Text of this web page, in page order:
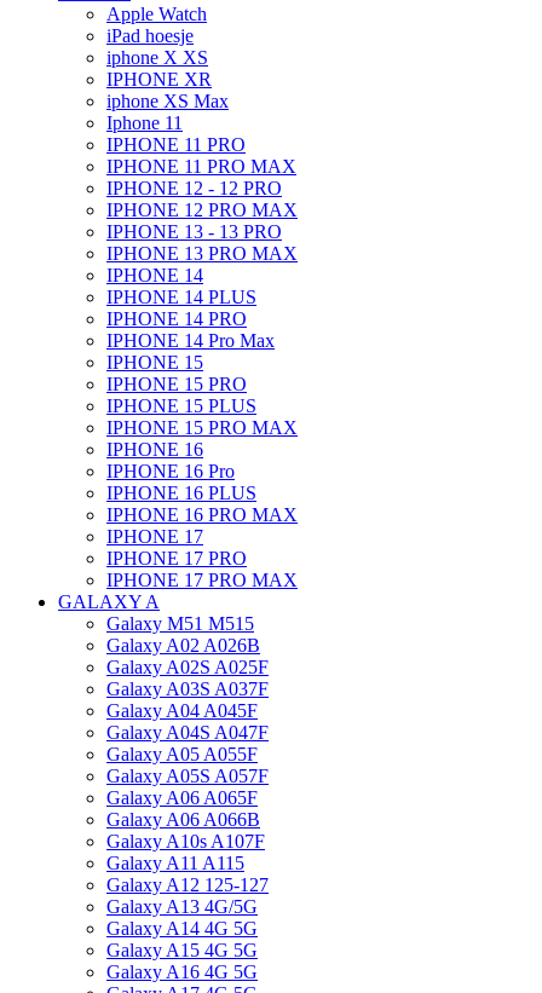
Apple Watch
iPad hoesje
iphone X XS
IPHONE XR
iphone XS Max
Iphone 11
IPHONE 11 PRO
IPHONE 11 PRO MAX
IPHONE 12 - 12 PRO
IPHONE 12 PRO MAX
IPHONE 13 - 13 PRO
IPHONE 13 PRO MAX
IPHONE 14
IPHONE 14 PLUS
IPHONE 14 PRO
IPHONE 14 Pro Max
IPHONE 15
IPHONE 15 PRO
IPHONE 15 PLUS
IPHONE 15 PRO MAX
IPHONE 16
IPHONE 16 Pro
IPHONE 16 PLUS
IPHONE 16 PRO MAX
IPHONE 17
IPHONE 17 PRO
IPHONE 17 PRO MAX
GALAXY A
Galaxy M51 M515
Galaxy A02 A026B
Galaxy A02S A025F
Galaxy A03S A037F
Galaxy A04 A045F
Galaxy A04S A047F
Galaxy A05 A055F
Galaxy A05S A057F
Galaxy A06 A065F
Galaxy A06 A066B
Galaxy A10s A107F
Galaxy A11 A115
Galaxy A12 125-127
Galaxy A13 4G/5G
Galaxy A14 4G 5G
Galaxy A15 4G 5G
Galaxy A16 4G 5G